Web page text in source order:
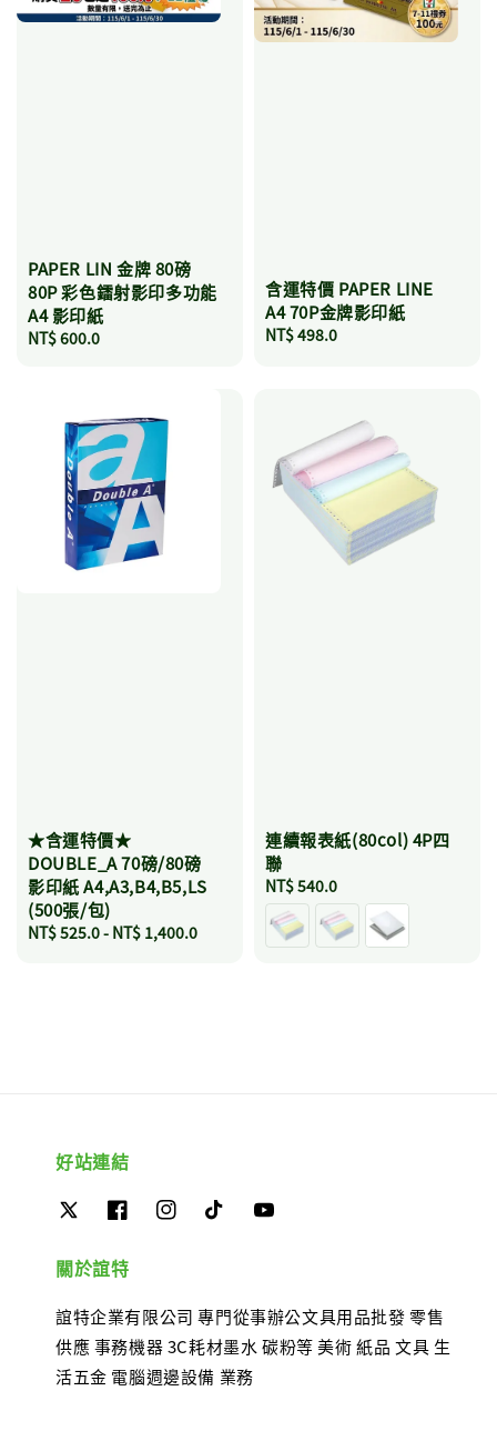
PAPER LIN 金牌 80磅
80P 彩色鐳射影印多功能
A4 影印紙
Regular
NT$ 600.0
含運特價 PAPER LINE
A4 70P金牌影印紙
Regular
NT$ 498.0
★含運特價★
DOUBLE_A 70磅/80磅
影印紙 A4,A3,B4,B5,LS
(500張/包)
Regular
NT$ 525.0- NT$ 1,400.0
連續報表紙(80col) 4P四
聯
Regular
price
NT$ 540.0
好站連結
關於誼特
誼特企業有限公司 專門從事辦公文具用品批發 零售
供應 事務機器 3C耗材墨水 碳粉等 美術 紙品 文具 生
活五金 電腦週邊設備 業務